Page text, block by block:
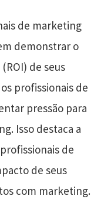
de marketing
demonstrar o
de seus
profissionais de
pressão para
Isso destaca a
de
de seus
com marketing.